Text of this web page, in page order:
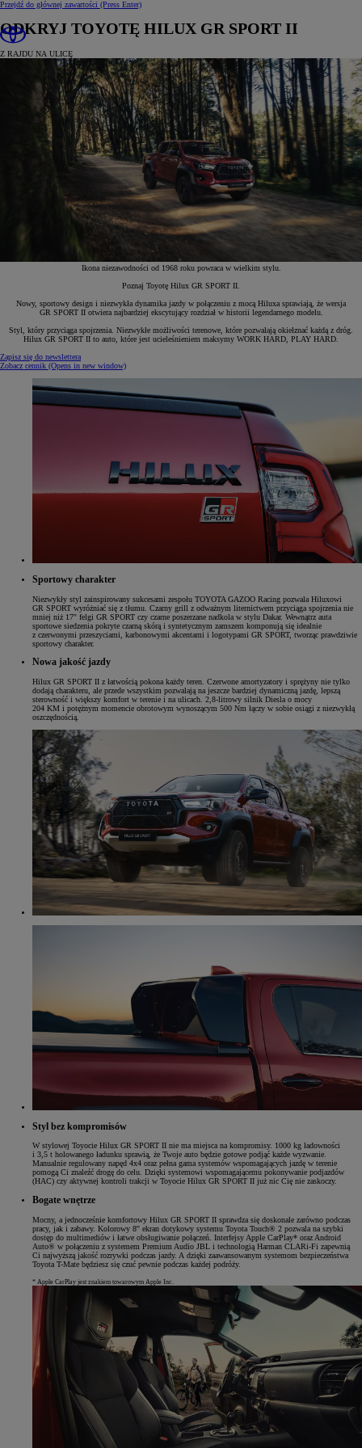
Przejdź do głównej zawartości (Press Enter)
ODKRYJ TOYOTĘ HILUX GR SPORT II
Z RAJDU NA ULICĘ
Ikona niezawodności od 1968 roku powraca w wielkim stylu.
Poznaj Toyotę Hilux GR SPORT II.
Nowy, sportowy design i niezwykła dynamika jazdy w połączeniu z mocą Hiluxa sprawiają, że wersja
GR SPORT II otwiera najbardziej ekscytujący rozdział w historii legendarnego modelu.
Styl, który przyciąga spojrzenia. Niezwykłe możliwości terenowe, które pozwalają okiełznać każdą z dróg.
Hilux GR SPORT II to auto, które jest ucieleśnieniem maksymy WORK HARD, PLAY HARD.
Zapisz się do newslettera
Zobacz cennik (Opens in new window)
Sportowy charakter
Niezwykły styl zainspirowany sukcesami zespołu TOYOTA GAZOO Racing pozwala Hiluxowi
GR SPORT wyróżniać się z tłumu. Czarny grill z odważnym liternictwem przyciąga spojrzenia nie
mniej niż 17'' felgi GR SPORT czy czarne poszerzane nadkola w stylu Dakar. Wewnątrz auta
sportowe siedzenia pokryte czarną skórą i syntetycznym zamszem komponują się idealnie
z czerwonymi przeszyciami, karbonowymi akcentami i logotypami GR SPORT, tworząc prawdziwie
sportowy charakter.
Nowa jakość jazdy
Hilux GR SPORT II z łatwością pokona każdy teren. Czerwone amortyzatory i sprężyny nie tylko
dodają charakteru, ale przede wszystkim pozwalają na jeszcze bardziej dynamiczną jazdę, lepszą
sterowność i większy komfort w terenie i na ulicach. 2,8-litrowy silnik Diesla o mocy
204 KM i potężnym momencie obrotowym wynoszącym 500 Nm łączy w sobie osiągi z niezwykłą
oszczędnością.
Styl bez kompromisów
W stylowej Toyocie Hilux GR SPORT II nie ma miejsca na kompromisy. 1000 kg ładowności
i 3,5 t holowanego ładunku sprawią, że Twoje auto będzie gotowe podjąć każde wyzwanie.
Manualnie regulowany napęd 4x4 oraz pełna gama systemów wspomagających jazdę w terenie
pomogą Ci znaleźć drogę do celu. Dzięki systemowi wspomagającemu pokonywanie podjazdów
(HAC) czy aktywnej kontroli trakcji w Toyocie Hilux GR SPORT II już nic Cię nie zaskoczy.
Bogate wnętrze
Mocny, a jednocześnie komfortowy Hilux GR SPORT II sprawdza się doskonale zarówno podczas
pracy, jak i zabawy. Kolorowy 8'' ekran dotykowy systemu Toyota Touch® 2 pozwala na szybki
dostęp do multimediów i łatwe obsługiwanie połączeń. Interfejsy Apple CarPlay* oraz Android
Auto® w połączeniu z systemem Premium Audio JBL i technologią Harman CLARi-Fi zapewnią
Ci najwyższą jakość rozrywki podczas jazdy. A dzięki zaawansowanym systemom bezpieczeństwa
Toyota T-Mate będziesz się czuć pewnie podczas każdej podróży.
* Apple CarPlay jest znakiem towarowym Apple Inc.